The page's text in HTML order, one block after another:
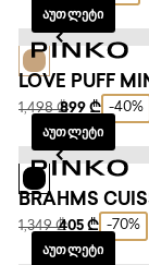
ᲐᲣᲗᲚᲔᲢᲘ
LOVE PUFF
1,498 ₾899 ₾ -40%
ᲐᲣᲗᲚᲔᲢᲘ
BRAHMS
1,349 ₾405 ₾ -70%
ᲐᲣᲗᲚᲔᲢᲘ